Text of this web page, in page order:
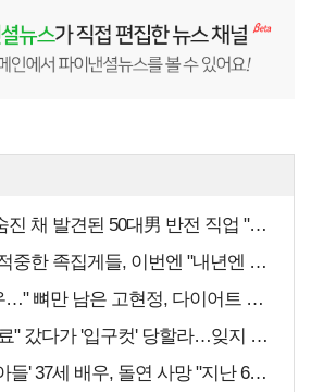
발견된 50대男 반전 직업 "얼마 전…"
한 족집게들, 이번엔 "내년엔 더욱…"
뼈만 남은 고현정, 다이어트 아니라
다가 '입구컷' 당할라…잊지 말아야 할 것
37세 배우, 돌연 사망 "지난 6월에도…"